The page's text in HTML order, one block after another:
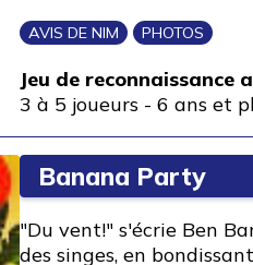
AVIS DE NIM PHOTOS
Jeu de reconnaissance
3 à 5 joueurs -6 ans et
Banana Party
"Du vent!" s'écrie Ben
des singes, en